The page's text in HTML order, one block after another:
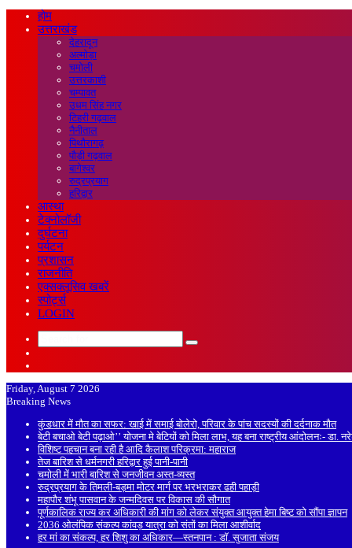
होम
उत्तराखंड
देहरादून
अल्मोड़ा
चमोली
उत्तरकाशी
चम्पावत
उधम सिंह नगर
टिहरी गढ़वाल
नैनीताल
पिथौरागढ़
पौड़ी गढ़वाल
बागेश्वर
रुद्रप्रयाग
हरिद्वार
आस्था
टेक्नोलॉजी
दुर्घटना
पर्यटन
प्रशासन
राजनीति
एक्सक्लूसिव खबरें
स्पोर्ट्स
LOGIN
Search
Friday, August 7 2026
Breaking News
कुंडधार में मौत का सफर: खाई में समाई बोलेरो, परिवार के पांच सदस्यों की दर्दनाक मौत
बेटी बचाओ बेटी पढ़ाओ’’ योजना मे बेटियों को मिला लाभ, यह बना राष्ट्रीय आंदोलनः- डा.
विशिष्ट पहचान बना रही है आदि कैलाश परिक्रमा: महाराज
तेज बारिश से धर्मनगरी हरिद्वार हुई पानी-पानी
चमोली में भारी बारिश से जनजीवन अस्त-व्यस्त
रुद्रप्रयाग के तिमली-बड़मा मोटर मार्ग पर भरभराकर ढही पहाड़ी
महापौर शंभू पासवान के जन्मदिवस पर विकास की सौगात
पूर्णकालिक राज्य कर अधिकारी की मांग को लेकर संयुक्त आयुक्त हेमा बिष्ट को सौंपा ज्ञापन
2036 ओलंपिक संकल्प कांवड़ यात्रा को संतों का मिला आशीर्वाद
हर मां का संकल्प, हर शिशु का अधिकार—स्तनपान : डॉ. सुजाता संजय